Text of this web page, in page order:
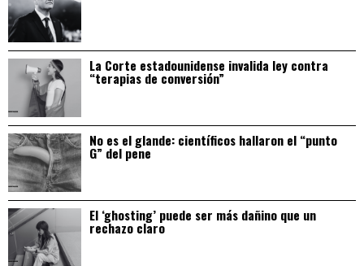
La Corte estadounidense invalida ley contra
“terapias de conversión”
No es el glande: científicos hallaron el “punto
G” del pene
El ‘ghosting’ puede ser más dañino que un
rechazo claro